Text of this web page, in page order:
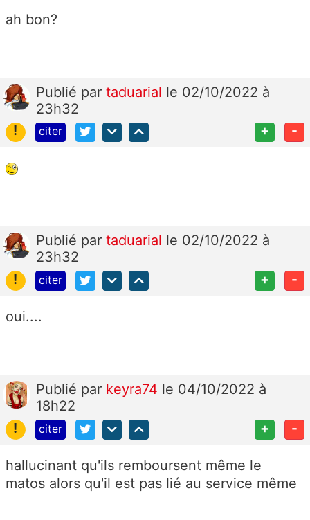
ah bon?
Publié par taduarial le 02/10/2022 à
23h32
!
citer + -
Publié par taduarial le 02/10/2022 à
23h32
!
citer + -
oui....
Publié par keyra74 le 04/10/2022 à
18h22
!
citer + -
hallucinant qu'ils remboursent même le
matos alors qu'il est pas lié au service même